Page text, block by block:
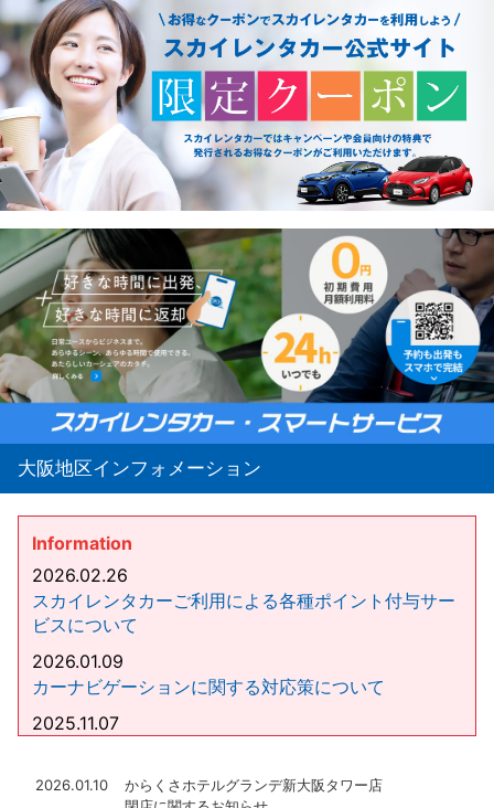
大阪地区インフォメーション
Information
2026.02.26
スカイレンタカーご利用による各種ポイント付与サー
ビスについて
2026.01.09
カーナビゲーションに関する対応策について
2025.11.07
2025.08.08
2026.01.10
からくさホテルグランデ新大阪タワー店